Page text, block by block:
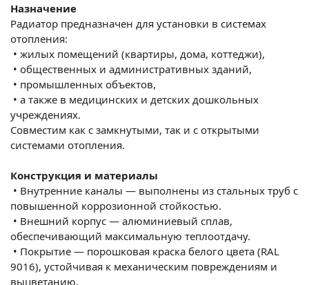
Назначение
Радиатор предназначен для установки в системах
отопления:
• жилых помещений (квартиры, дома, коттеджи),
• общественных и административных зданий,
• промышленных объектов,
• а также в медицинских и детских дошкольных
учреждениях.
Совместим как с замкнутыми, так и с открытыми
системами отопления.
Конструкция и материалы
• Внутренние каналы — выполнены из стальных труб с
повышенной коррозионной стойкостью.
• Внешний корпус — алюминиевый сплав,
обеспечивающий максимальную теплоотдачу.
• Покрытие — порошковая краска белого цвета (RAL
9016), устойчивая к механическим повреждениям и
выцветанию.